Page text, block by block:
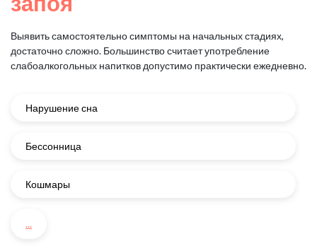
Выявить самостоятельно симптомы на начальных стадиях,
достаточно сложно. Большинство считает употребление
слабоалкогольных напитков допустимо практически ежедневно.
Нарушение сна
Бессонница
Кошмары
...